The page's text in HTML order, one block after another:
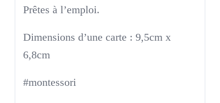
Prêtes à l’emploi.
Dimensions d’une carte : 9,5cm x
6,8cm
#montessori